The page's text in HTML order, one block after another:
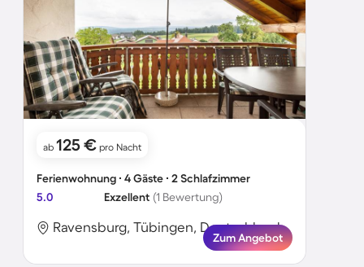
ab 125 € pro Nacht
Ferienwohnung ∙ 4 Gäste ∙ 2 Schlafzimmer
5.0
Exzellent (1 Bewertung)
Ravensburg, Tübingen, Deutschland
Zum Angebot